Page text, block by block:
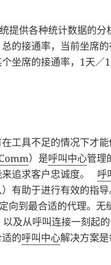
提供各种统计数据的分
的接通率，当前坐席
坐席的接通率，1天／
工具不足的情况下才
）是呼叫中心管理
追求客户忠诚度。 呼
有助于进行有效的指导
向到最合适的代理。无
及从呼叫连接一刻起
的呼叫中心解决方案